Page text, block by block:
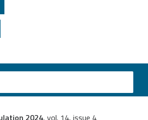
et al.
reveal common immune
in PAH patients and Kcnk3‐
2024, vol. 14, issue 4